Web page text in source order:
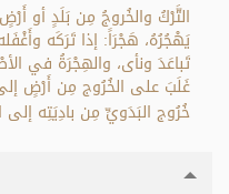
التَّرْكُ والخُروجُ مِن بَلَدٍ أو
يَهْجُرُهُ، هَجْرَاً: إذا تَرَكَه
تَباعَدَ ونأى، والهِجْرَةُ في
غَلَبَ على الخُرُوج مِن أَرْضٍ
خُرُوج البَدَويِّ مِن بادِيَتِه إلى